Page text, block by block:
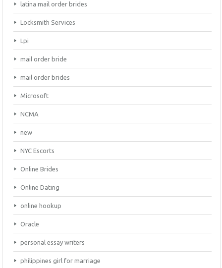
latina mail order brides
Locksmith Services
Lpi
mail order bride
mail order brides
Microsoft
NCMA
new
NYC Escorts
Online Brides
Online Dating
online hookup
Oracle
personal essay writers
philippines girl for marriage